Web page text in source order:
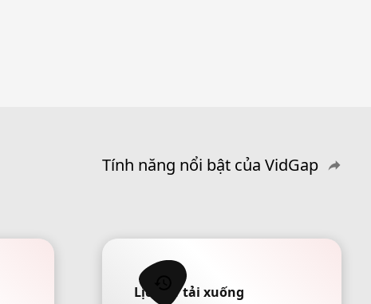
Tính năng nổi bật của VidGap
Lịch sử tải xuống